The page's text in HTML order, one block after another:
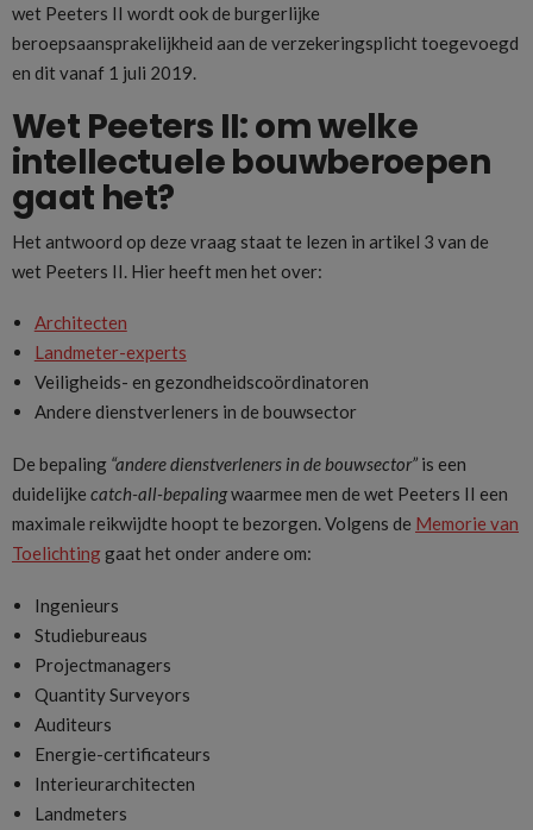
wet Peeters II wordt ook de burgerlijke
beroepsaansprakelijkheid aan de verzekeringsplicht toegevoegd
en dit vanaf 1 juli 2019.
Wet Peeters II: om welke
intellectuele bouwberoepen
gaat het?
Het antwoord op deze vraag staat te lezen in artikel 3 van de
wet Peeters II. Hier heeft men het over:
Architecten
Landmeter-experts
Veiligheids- en gezondheidscoördinatoren
Andere dienstverleners in de bouwsector
De bepaling “andere dienstverleners in de bouwsector” is een
duidelijke catch-all-bepalingwaarmee men de wet Peeters II een
maximale reikwijdte hoopt te bezorgen. Volgens de Memorie van
Toelichtinggaat het onder andere om:
Ingenieurs
Studiebureaus
Projectmanagers
Quantity Surveyors
Auditeurs
Energie-certificateurs
Interieurarchitecten
Landmeters